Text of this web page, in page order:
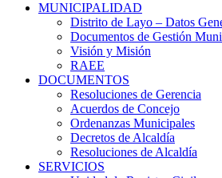
MUNICIPALIDAD
Distrito de Layo – Datos
Documentos de Gestión
Visión y Misión
RAEE
DOCUMENTOS
Resoluciones de Gerencia
Acuerdos de Concejo
Ordenanzas Municipales
Decretos de Alcaldía
Resoluciones de Alcaldía
SERVICIOS